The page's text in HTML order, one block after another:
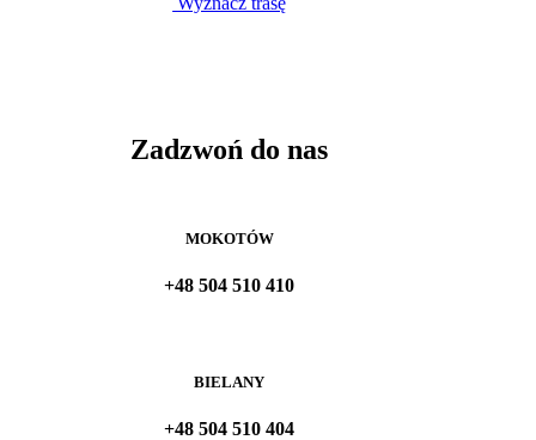
Zadzwoń do nas
MOKOTÓW
+48 504 510 410
BIELANY
+48 504 510 404